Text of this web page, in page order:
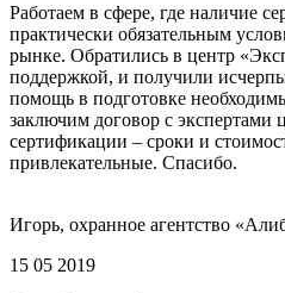
Работаем в сфере, где наличие
практически обязательным
рынке. Обратились в центр
поддержкой, и получили
помощь в подготовке
заключим договор с экспертами
сертификации – сроки и
привлекательные. Спасибо.
Игорь, охранное агентство
15 05 2019